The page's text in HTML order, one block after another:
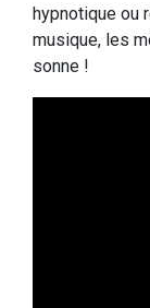
hypnotique ou
musique, les
sonne !